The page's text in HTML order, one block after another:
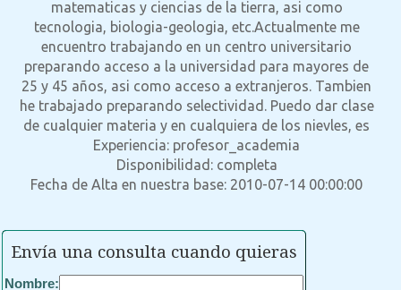
matematicas y ciencias de la tierra, asi como
tecnologia, biologia-geologia, etc.Actualmente me
encuentro trabajando en un centro universitario
preparando acceso a la universidad para mayores de
25 y 45 años, asi como acceso a extranjeros. Tambien
he trabajado preparando selectividad. Puedo dar clase
de cualquier materia y en cualquiera de los nievles, es
Experiencia: profesor_academia
Disponibilidad: completa
Fecha de Alta en nuestra base: 2010-07-14 00:00:00
Envía una consulta cuando quieras
Nombre: